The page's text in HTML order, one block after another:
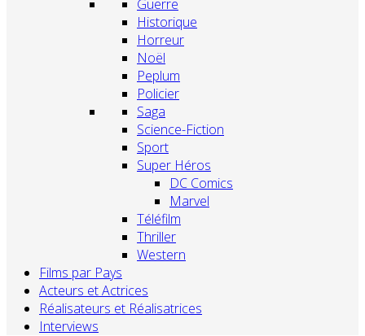
Guerre
Historique
Horreur
Noël
Peplum
Policier
Saga
Science-Fiction
Sport
Super Héros
DC Comics
Marvel
Téléfilm
Thriller
Western
Films par Pays
Acteurs et Actrices
Réalisateurs et Réalisatrices
Interviews